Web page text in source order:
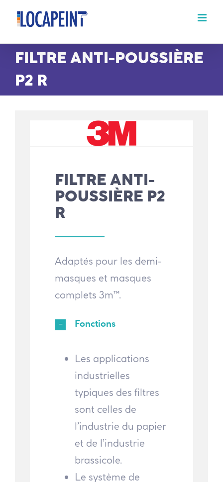
Passer
contenu
FILTRE ANTI-POUSSIÈRE
P2 R
FILTRE ANTI-
POUSSIÈRE P2
R
Adaptés pour les demi-
masques et masques
complets 3m™.
Fonctions
Les applications
industrielles
typiques des filtres
sont celles de
l’industrie du papier
et de l’industrie
brassicole.
Le système de